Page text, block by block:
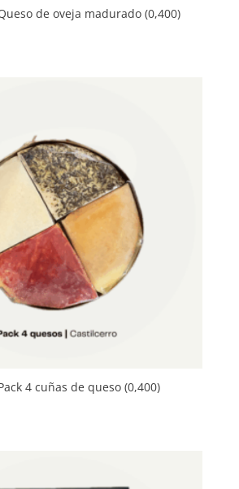
Queso de oveja madurado (0,400)
4 cuñas de queso (0,400)